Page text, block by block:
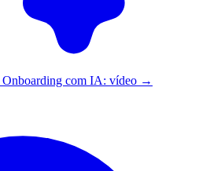
Onboarding com IA: vídeo →